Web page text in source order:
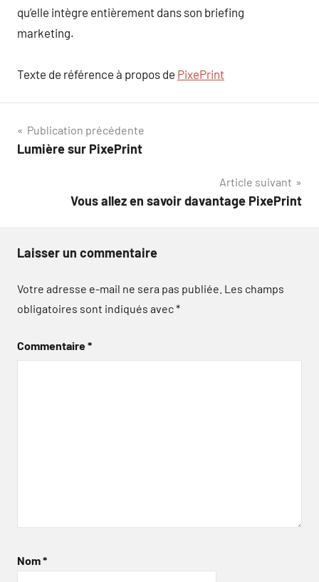
qu’elle intègre entièrement dans son briefing
marketing.
Texte de référence à propos de PixePrint
Navigation
de
Publication précédente
Lumière sur PixePrint
Article suivant
Vous allez en savoir davantage PixePrint
Laisser un commentaire
Votre adresse e-mail ne sera pas publiée. Les champs
obligatoires sont indiqués avec*
Commentaire*
Nom*